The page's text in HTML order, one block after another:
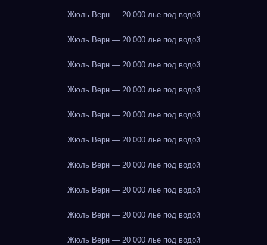
Жюль Верн — 20 000 лье под водой
Жюль Верн — 20 000 лье под водой
Жюль Верн — 20 000 лье под водой
Жюль Верн — 20 000 лье под водой
Жюль Верн — 20 000 лье под водой
Жюль Верн — 20 000 лье под водой
Жюль Верн — 20 000 лье под водой
Жюль Верн — 20 000 лье под водой
Жюль Верн — 20 000 лье под водой
Жюль Верн — 20 000 лье под водой